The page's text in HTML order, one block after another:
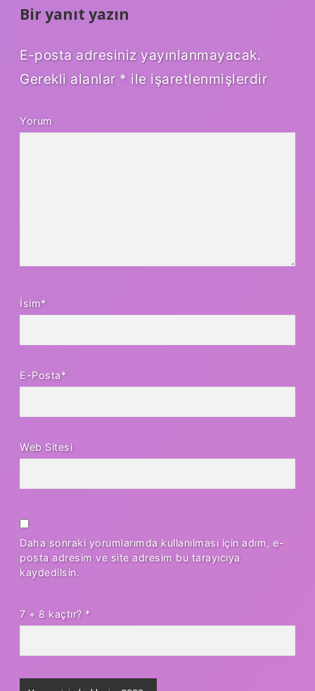
Bir yanıt yazın
E-posta adresiniz yayınlanmayacak.
Gerekli alanlar * ile işaretlenmişlerdir
Yorum
İsim*
E-Posta*
Web Sitesi
Daha sonraki yorumlarımda kullanılması için adım, e-
posta adresim ve site adresim bu tarayıcıya
kaydedilsin.
7 + 8 kaçtır? *